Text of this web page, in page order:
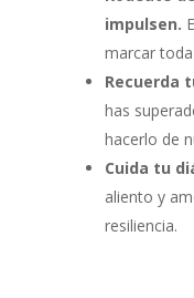
impulsen.
marcar
Recuerda
has
hacerlo de
Cuida tu
aliento y
resiliencia.